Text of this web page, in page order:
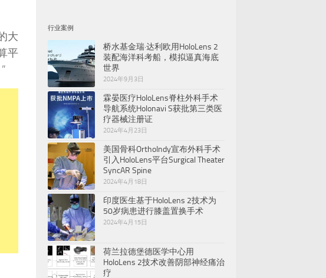
大
平
行业案例
桥水基金瑞·达利欧用HoloLens 2
装配海洋科考船，模拟逼真海底
世界
2024年9月3日
霖晏医疗HoloLens脊柱外科手术
导航系统Holonavi S获批第三类医
疗器械注册证
2024年4月23日
美国骨科OrthoIndy宣布外科手术
引入HoloLens平台Surgical Theater
SyncAR Spine
2024年4月18日
印度医生基于HoloLens 2技术为
50岁病患进行膝盖置换手术
2024年4月15日
荷兰拉德堡德医学中心用
HoloLens 2技术改善阴部神经痛治
疗